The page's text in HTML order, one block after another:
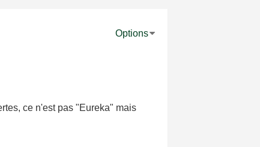
Options
ce n'est pas "Eureka" mais